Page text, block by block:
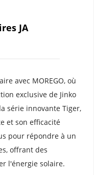
JA
avec MOREGO, où
exclusive de Jinko
série innovante Tiger,
et son efficacité
pour répondre à un
offrant des
l'énergie solaire.